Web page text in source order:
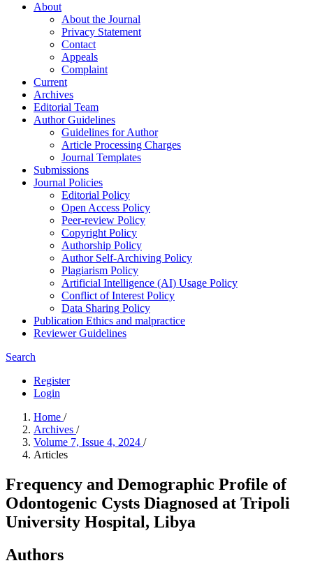
About
About the Journal
Privacy Statement
Contact
Appeals
Complaint
Current
Archives
Editorial Team
Author Guidelines
Guidelines for Author
Article Processing Charges
Journal Templates
Submissions
Journal Policies
Editorial Policy
Open Access Policy
Peer-review Policy
Copyright Policy
Authorship Policy
Author Self-Archiving Policy
Plagiarism Policy
Artificial Intelligence (AI) Usage Policy
Conflict of Interest Policy
Data Sharing Policy
Publication Ethics and malpractice
Reviewer Guidelines
Search
Register
Login
Home /
Archives /
Volume 7, Issue 4, 2024 /
Articles
Frequency and Demographic Profile of
Odontogenic Cysts Diagnosed at Tripoli
University Hospital, Libya
Authors